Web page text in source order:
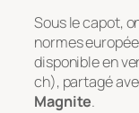
Sous le capot,
normes
disponible en
ch), partagé
Magnite.